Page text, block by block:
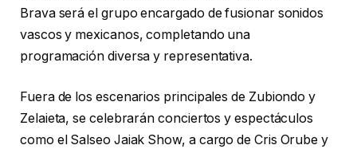
Brava será el grupo encargado de fusionar sonidos
vascos y mexicanos, completando una
programación diversa y representativa.
Fuera de los escenarios principales de Zubiondo y
Zelaieta, se celebrarán conciertos y espectáculos
como el Salseo Jaiak Show, a cargo de Cris Orube y